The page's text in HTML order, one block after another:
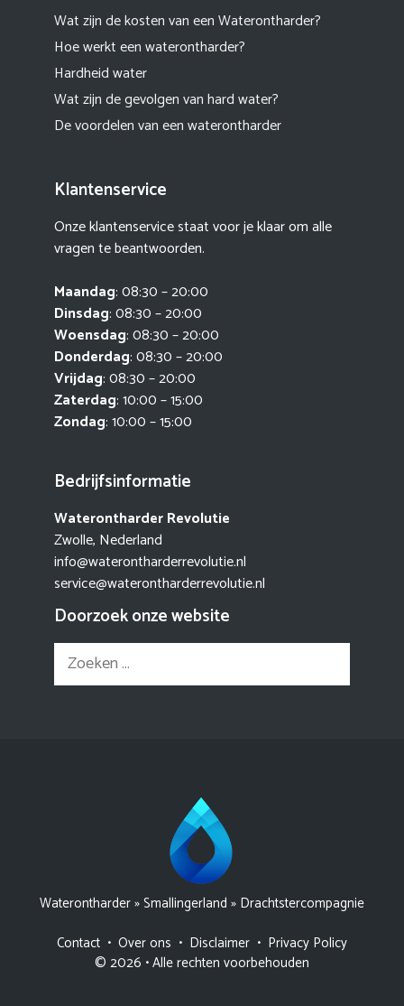
Wat zijn de kosten van een Waterontharder?
Hoe werkt een waterontharder?
Hardheid water
Wat zijn de gevolgen van hard water?
De voordelen van een waterontharder
Klantenservice
Onze klantenservice staat voor je klaar om alle
vragen te beantwoorden.
Maandag: 08:30 – 20:00
Dinsdag: 08:30 – 20:00
Woensdag: 08:30 – 20:00
Donderdag: 08:30 – 20:00
Vrijdag: 08:30 – 20:00
Zaterdag: 10:00 – 15:00
Zondag: 10:00 – 15:00
Bedrijfsinformatie
Waterontharder Revolutie
Zwolle, Nederland
info@waterontharderrevolutie.nl
service@waterontharderrevolutie.nl
Doorzoek onze website
Zoek
naar:
Waterontharder»Smallingerland » Drachtstercompagnie
Contact • Over ons • Disclaimer • Privacy Policy
© 2026 • Alle rechten voorbehouden